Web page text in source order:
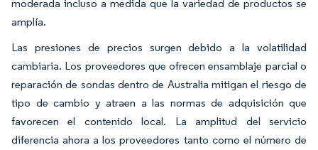
moderada incluso a medida que la variedad de productos se
amplía.
Las presiones de precios surgen debido a la volatilidad
cambiaria. Los proveedores que ofrecen ensamblaje parcial o
reparación de sondas dentro de Australia mitigan el riesgo de
tipo de cambio y atraen a las normas de adquisición que
favorecen el contenido local. La amplitud del servicio
diferencia ahora a los proveedores tanto como el número de